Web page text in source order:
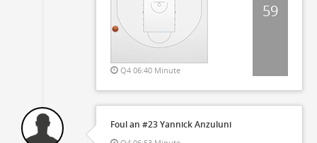
Q4 06:40 Minute
59
Foul an #23 Yannick Anzuluni